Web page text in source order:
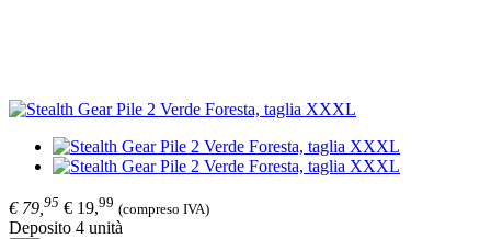
€ 79, 95 € 19,99 (compreso IVA)
Deposito 4 unità